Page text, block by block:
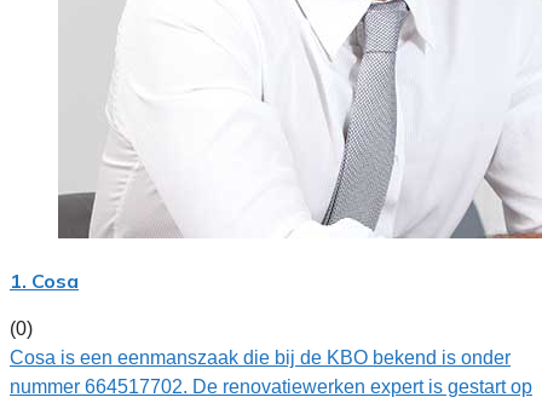
1. Cosa
(0)
Cosa is een eenmanszaak die bij de KBO bekend is onder
nummer 664517702. De renovatiewerken expert is gestart op